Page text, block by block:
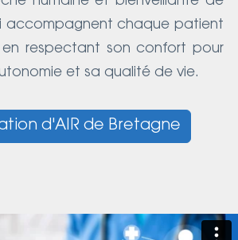
humaine et bienveillante de
accompagnent chaque patient
respectant son confort pour
et sa qualité de vie.
d'AIR de Bretagne